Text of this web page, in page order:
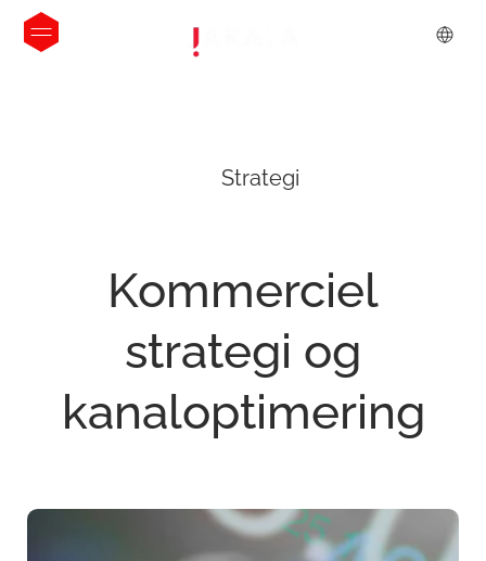
Strategi
Kommerciel
strategi og
kanaloptimering